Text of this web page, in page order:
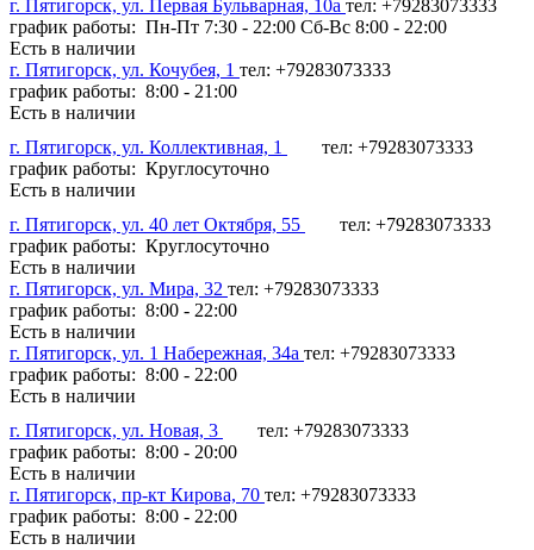
г. Пятигорск, ул. Первая Бульварная, 10а тел: +79283073333
график работы: Пн-Пт 7:30 - 22:00 Сб-Вс 8:00 - 22:00
Есть в наличии
г. Пятигорск, ул. Кочубея, 1 тел: +79283073333
график работы: 8:00 - 21:00
Есть в наличии
г. Пятигорск, ул. Коллективная, 1
тел: +79283073333
график работы: Круглосуточно
Есть в наличии
г. Пятигорск, ул. 40 лет Октября, 55
тел: +79283073333
график работы: Круглосуточно
Есть в наличии
г. Пятигорск, ул. Мира, 32 тел: +79283073333
график работы: 8:00 - 22:00
Есть в наличии
г. Пятигорск, ул. 1 Набережная, 34а тел: +79283073333
график работы: 8:00 - 22:00
Есть в наличии
г. Пятигорск, ул. Новая, 3
тел: +79283073333
график работы: 8:00 - 20:00
Есть в наличии
г. Пятигорск, пр-кт Кирова, 70 тел: +79283073333
график работы: 8:00 - 22:00
Есть в наличии